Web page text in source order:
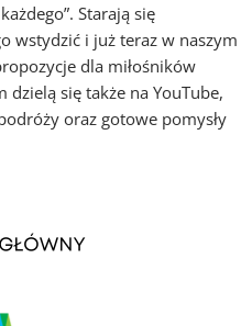
Starają się
wstydzić i już teraz w naszym
dla miłośników
się także na YouTube,
oraz gotowe pomysły